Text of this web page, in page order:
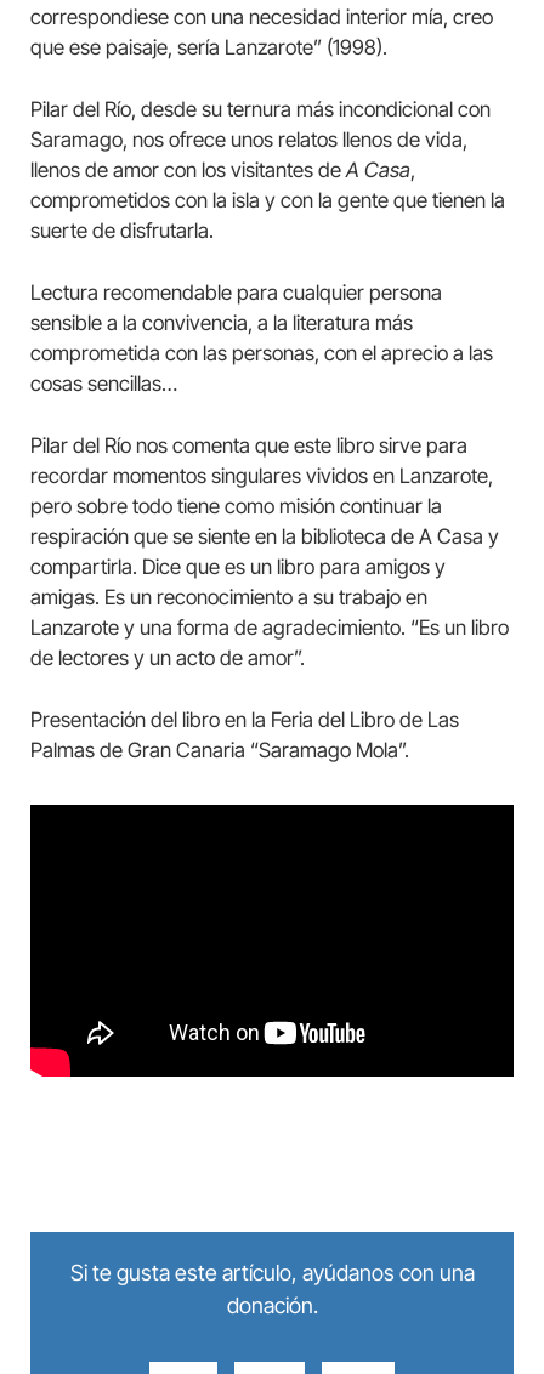
correspondiese con una necesidad interior mía, creo
que ese paisaje, sería Lanzarote” (1998).
Pilar del Río, desde su ternura más incondicional con
Saramago, nos ofrece unos relatos llenos de vida,
llenos de amor con los visitantes de A Casa,
comprometidos con la isla y con la gente que tienen la
suerte de disfrutarla.
Lectura recomendable para cualquier persona
sensible a la convivencia, a la literatura más
comprometida con las personas, con el aprecio a las
cosas sencillas…
Pilar del Río nos comenta que este libro sirve para
recordar momentos singulares vividos en Lanzarote,
pero sobre todo tiene como misión continuar la
respiración que se siente en la biblioteca de A Casa y
compartirla. Dice que es un libro para amigos y
amigas. Es un reconocimiento a su trabajo en
Lanzarote y una forma de agradecimiento. “Es un libro
de lectores y un acto de amor”.
Presentación del libro en la Feria del Libro de Las
Palmas de Gran Canaria “Saramago Mola”.
Si te gusta este artículo, ayúdanos con una
donación.